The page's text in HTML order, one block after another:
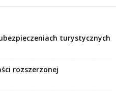
turystycznych
rozszerzonej